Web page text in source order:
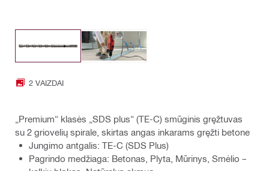
2 VAIZDAI
„Premium“ klasės „SDS plus“ (TE-C) smūginis gręžtuvas
su 2 griovelių spirale, skirtas angas inkarams gręžti betone
Jungimo antgalis: TE-C (SDS Plus)
Pagrindo medžiaga: Betonas, Plyta, Mūrinys, Smėlio –